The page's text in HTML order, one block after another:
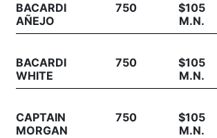
BACARDI
AÑEJO
750
$105
M.N.
BACARDI
WHITE
750
$105
M.N.
CAPTAIN
MORGAN
750
$105
M.N.